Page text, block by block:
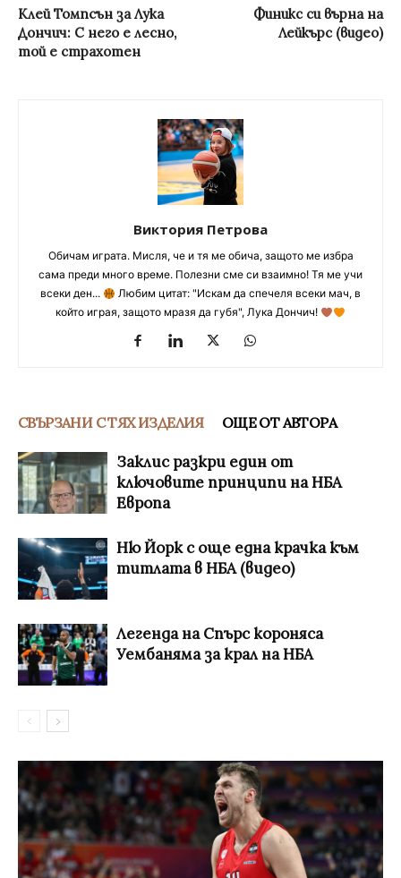
Клей Томпсън за Лука
Дончич: С него е лесно,
той е страхотен
Финикс си върна на
Лейкърс (видео)
Виктория Петрова
Обичам играта. Мисля, че и тя ме обича, защото ме избра
сама преди много време. Полезни сме си взаимно! Тя ме учи
всеки ден...
Любим цитат: "Искам да спечеля всеки мач, в
който играя, защото мразя да губя", Лука Дончич!
СВЪРЗАНИ С ТЯХ ИЗДЕЛИЯ ОЩЕ ОТ АВТОРА
Заклис разкри един от
ключовите принципи на НБА
Европа
Ню Йорк с още една крачка към
титлата в НБА (видео)
Легенда на Спърс короняса
Уембаняма за крал на НБА